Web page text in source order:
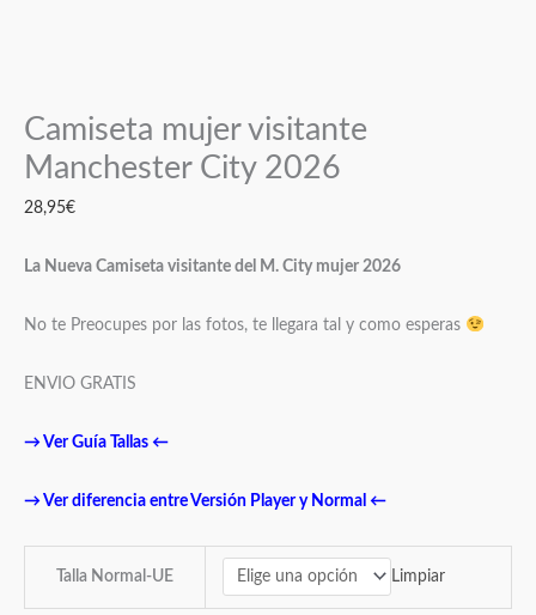
Camiseta mujer visitante
Manchester City 2026
28,95€
La Nueva Camiseta visitante del M. City mujer 2026
No te Preocupes por las fotos, te llegara tal y como esperas
ENVIO GRATIS
→Ver Guía Tallas ←
→Ver diferencia entre Versión Player y Normal ←
Talla Normal-UE Limpiar